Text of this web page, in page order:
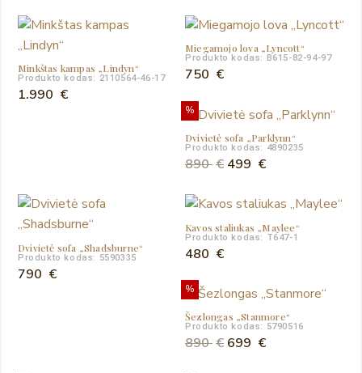
was:
400 €.
is:
350 €.
Minkštas kampas „Lindyn“
Produkto kodas: 2110564-46-17
1.990 €
Miegamojo lova „Lyncott“
Produkto kodas: B615-82-94-97
750 €
%
Dvivietė sofa „Parklynn“
Produkto kodas: 4890235
890€ Original
was:
890 €.
499 €Current
is:
499 €.
Dvivietė sofa „Shadsburne“
Produkto kodas: 5590335
790 €
Kavos staliukas „Maylee“
Produkto kodas: T647-1
480 €
%
Šezlongas „Stanmore“
Produkto kodas: 5790516
890€ Original
699 €Current